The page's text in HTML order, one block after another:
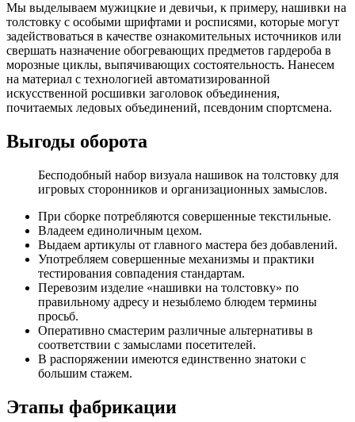
Мы выделываем мужицкие и девичьи, к примеру, нашивки на
толстовку с особыми шрифтами и росписями, которые могут
задействоваться в качестве ознакомительных источников или
свершать назначение обогревающих предметов гардероба в
морозные циклы, выпячивающих состоятельность. Нанесем
на материал с технологией автоматизированной
искусственной росшивки заголовок объединения,
почитаемых ледовых объединений, псевдоним спортсмена.
Выгоды оборота
Бесподобный набор визуала нашивок на толстовку для
игровых сторонников и организационных замыслов.
При сборке потребляются совершенные текстильные.
Владеем единоличным цехом.
Выдаем артикулы от главного мастера без добавлений.
Употребляем совершенные механизмы и практики
тестирования совпадения стандартам.
Перевозим изделие «нашивки на толстовку» по
правильному адресу и незыблемо блюдем термины
просьб.
Оперативно смастерим различные альтернативы в
соответствии с замыслами посетителей.
В распоряжении имеются единственно знатоки с
большим стажем.
Этапы фабрикации